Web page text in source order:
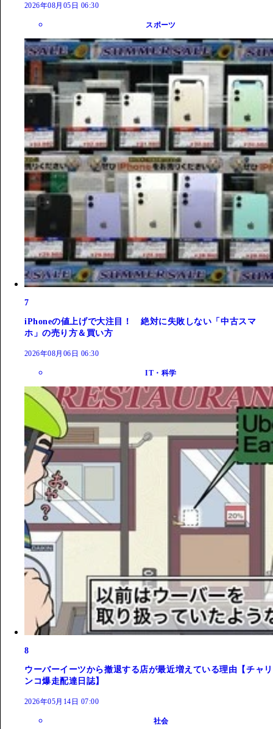
2026年08月05日 06:30
スポーツ
7
iPhoneの値上げで大注目！ 絶対に失敗しない「中古スマ
ホ」の売り方＆買い方
2026年08月06日 06:30
IT・科学
8
ウーバーイーツから撤退する店が最近増えている理由【チャリ
ンコ爆走配達日誌】
2026年05月14日 07:00
社会